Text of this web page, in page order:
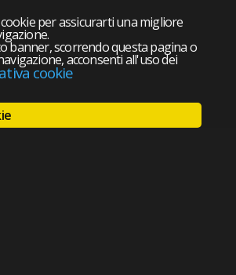
per assicurarti una migliore
banner, scorrendo questa pagina o
acconsenti all'uso dei
cookie